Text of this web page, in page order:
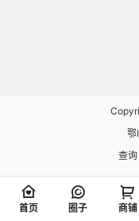
查
首页 圈子 商铺